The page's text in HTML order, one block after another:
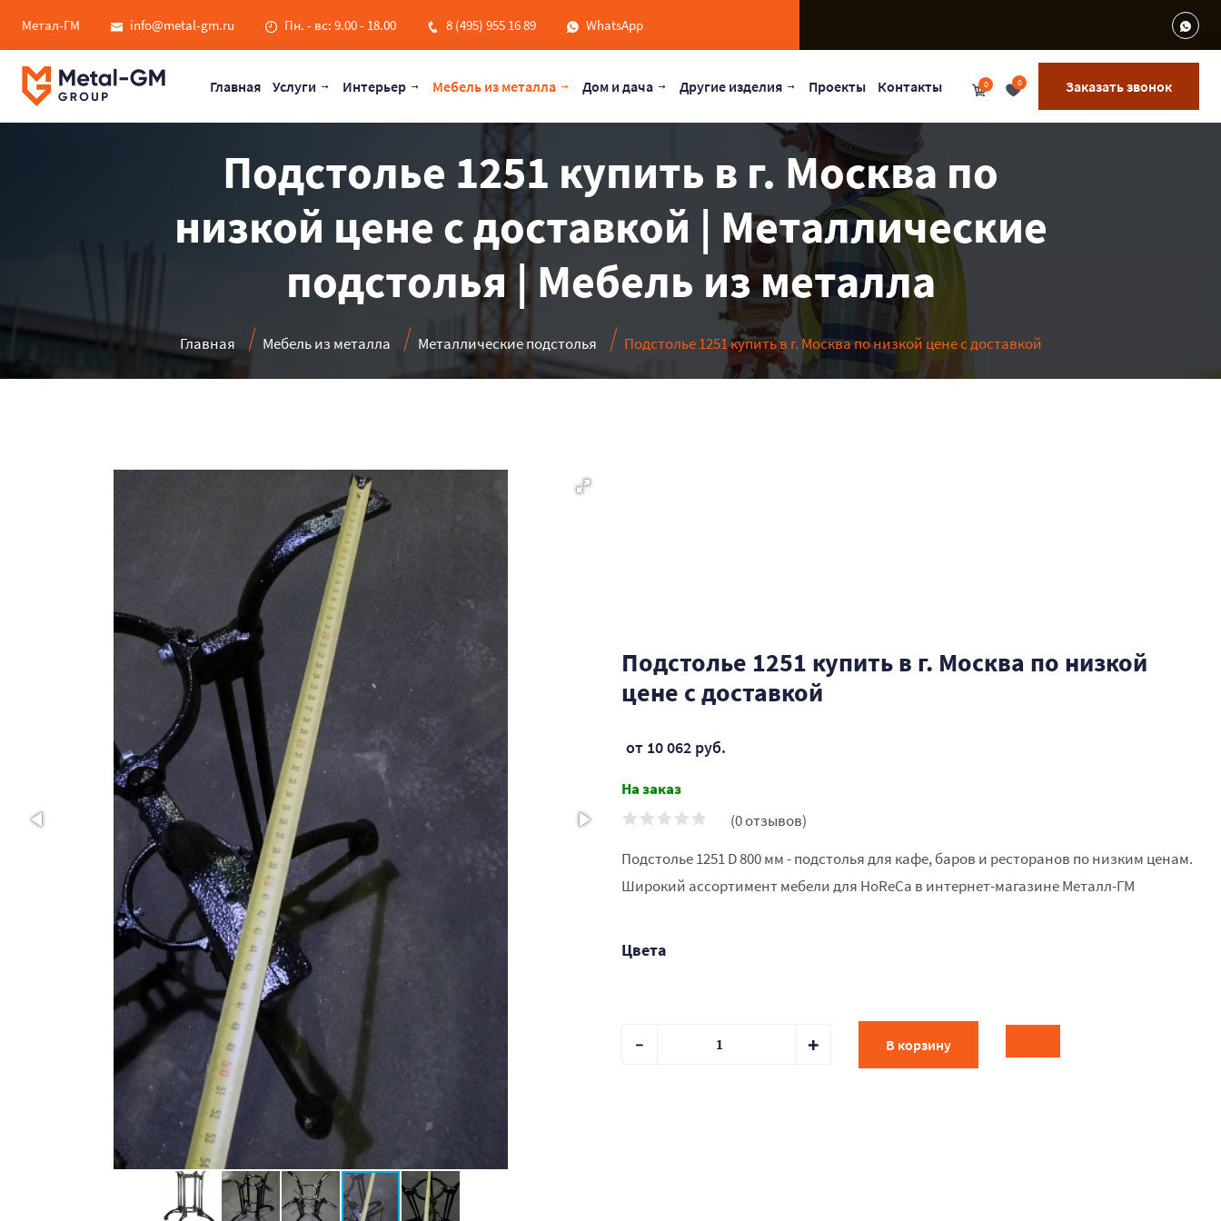
Метал-ГМ info@metal-gm.ru Пн. - вс: 9.00 - 18.00 8 (495) 955 16 89 WhatsApp
Главная Услуги Интерьер Мебель из металла Дом и дача Другие изделия Проекты Контакты 0 0 Заказать звонок
Подстолье 1251 купить в г. Москва по
низкой цене с доставкой | Металлические
подстолья | Мебель из металла
Главная Мебель из металла Металлические подстолья Подстолье 1251 купить в г. Москва по низкой цене с доставкой
Подстолье 1251 купить в г. Москва по низкой
цене с доставкой
от 10 062 руб.
На заказ
(0 отзывов)
Подстолье 1251 D 800 мм - подстолья для кафе, баров и ресторанов по низким ценам.
Широкий ассортимент мебели для HoReCa в интернет-магазине Металл-ГМ
Цвета
В корзину